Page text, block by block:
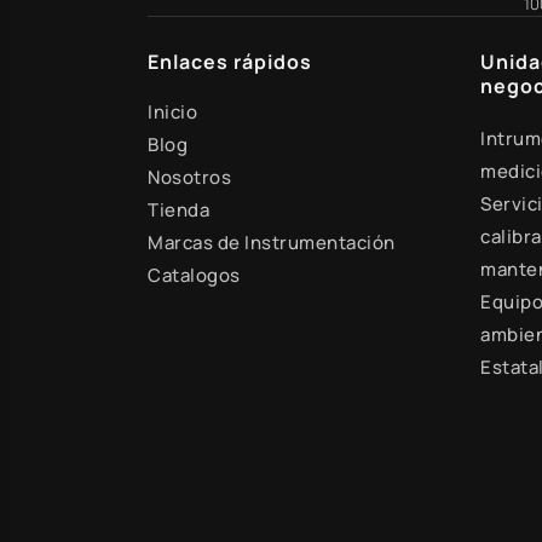
Enlaces rápidos
Inicio
Blog
Nosotros
Tienda
Marcas de Instrumentación
Catalogos